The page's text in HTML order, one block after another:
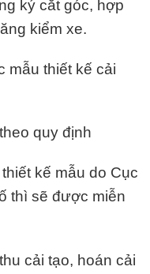
ký cắt góc, hợp
kiểm xe.
mẫu thiết kế cải
quy định
kế mẫu do Cục
thì sẽ được miễn
cải tạo, hoán cải